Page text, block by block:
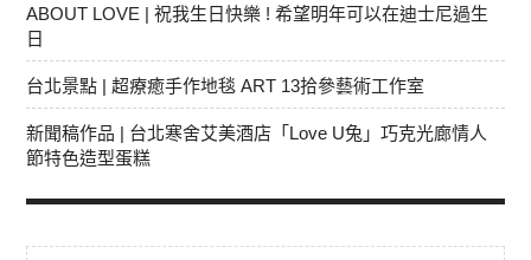
ABOUT LOVE | 祝我生日快樂 ! 希望明年可以在迪士尼過生
日
台北景點 | 超療癒手作地毯 ART 13拾參藝術工作室
新聞稿作品 | 台北寒舍艾美酒店「Love U兔」巧克光廊情人
節特色造型蛋糕